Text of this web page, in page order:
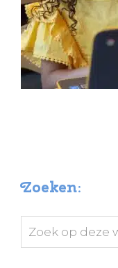
Zoeken:
Zoek
op